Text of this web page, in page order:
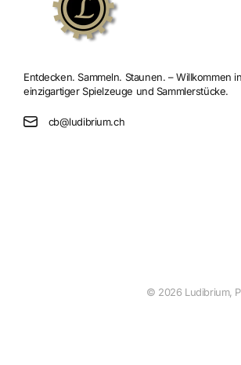
Entdecken. Sammeln. Staunen. – Willkommen
einzigartiger Spielzeuge und Sammlerstücke.
cb@ludibrium.ch
© 2026 Ludibrium,